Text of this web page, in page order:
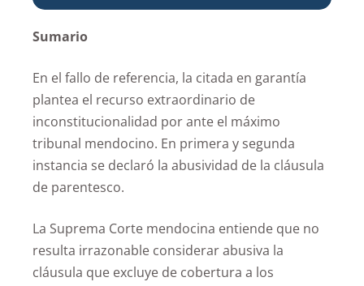
Sumario
En el fallo de referencia, la citada en garantía
plantea el recurso extraordinario de
inconstitucionalidad por ante el máximo
tribunal mendocino. En primera y segunda
instancia se declaró la abusividad de la cláusula
de parentesco.
La Suprema Corte mendocina entiende que no
resulta irrazonable considerar abusiva la
cláusula que excluye de cobertura a los